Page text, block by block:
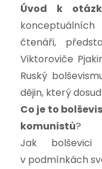
Úvod k
čtenáři,
Viktoroviče
Ruský
dějin, který
Co je to
komunistů?
Jak bolševici
v podmínkách